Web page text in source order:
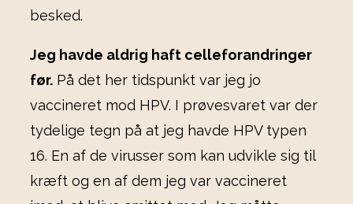
besked.
Jeg havde aldrig haft celleforandringer
før. På det her tidspunkt var jeg jo
vaccineret mod HPV. I prøvesvaret var der
tydelige tegn på at jeg havde HPV typen
16. En af de virusser som kan udvikle sig til
kræft og en af dem jeg var vaccineret